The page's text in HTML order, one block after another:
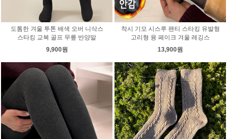
도톰한 겨울 투톤 배색 오버 니삭스
스타킹 교복 골프 무릎 반양말
9,900원
착시 기모 시스루 팬티 스타킹 유발형
고리형 융 페이크 겨울 레깅스
13,900원